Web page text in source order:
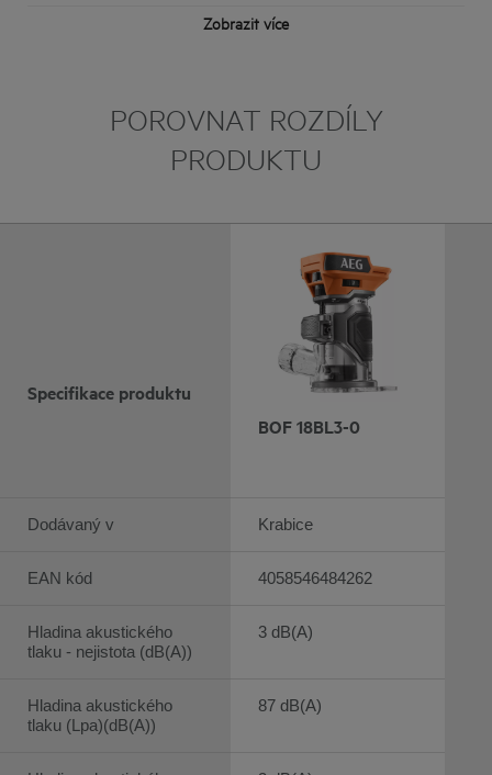
Zobrazit více
POROVNAT ROZDÍLY
PRODUKTU
Specifikace produktu
Dodávaný v
EAN kód
Hladina akustického
tlaku - nejistota (dB(A))
Hladina akustického
tlaku (Lpa)(dB(A))
BOF 18BL3-0
Krabice
4058546484262
3 dB(A)
87 dB(A)